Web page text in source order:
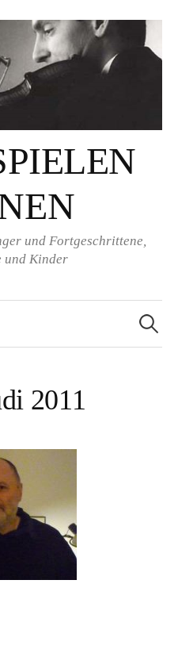
und Fortgeschrittene,
und Kinder
nach:
2011